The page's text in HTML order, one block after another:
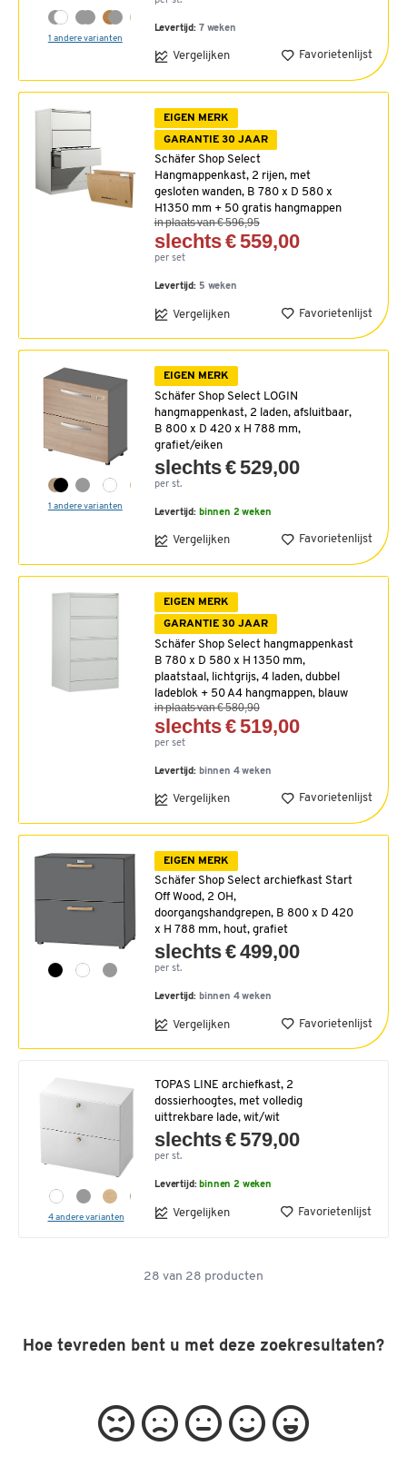
1 andere varianten
Levertijd: 7 weken
Vergelijken Favorietenlijst
EIGEN MERK
GARANTIE 30 JAAR
Schäfer Shop Select
Hangmappenkast, 2 rijen, met
gesloten wanden, B 780 x D 580 x
H1350 mm + 50 gratis hangmappen
in plaats van € 596,95
slechts € 559,00
per set
Levertijd: 5 weken
Vergelijken Favorietenlijst
1 andere varianten
EIGEN MERK
Schäfer Shop Select LOGIN
hangmappenkast, 2 laden, afsluitbaar,
B 800 x D 420 x H 788 mm,
grafiet/eiken
slechts € 529,00
per st.
Levertijd: binnen 2 weken
Vergelijken Favorietenlijst
EIGEN MERK
GARANTIE 30 JAAR
Schäfer Shop Select hangmappenkast
B 780 x D 580 x H 1350 mm,
plaatstaal, lichtgrijs, 4 laden, dubbel
ladeblok + 50 A4 hangmappen, blauw
in plaats van € 580,90
slechts € 519,00
per set
Levertijd: binnen 4 weken
Vergelijken Favorietenlijst
EIGEN MERK
Schäfer Shop Select archiefkast Start
Off Wood, 2 OH,
doorgangshandgrepen, B 800 x D 420
x H 788 mm, hout, grafiet
slechts € 499,00
per st.
Levertijd: binnen 4 weken
Vergelijken Favorietenlijst
4 andere varianten
TOPAS LINE archiefkast, 2
dossierhoogtes, met volledig
uittrekbare lade, wit/wit
slechts € 579,00
per st.
Levertijd: binnen 2 weken
Vergelijken Favorietenlijst
28 van 28 producten
Hoe tevreden bent u met deze zoekresultaten?